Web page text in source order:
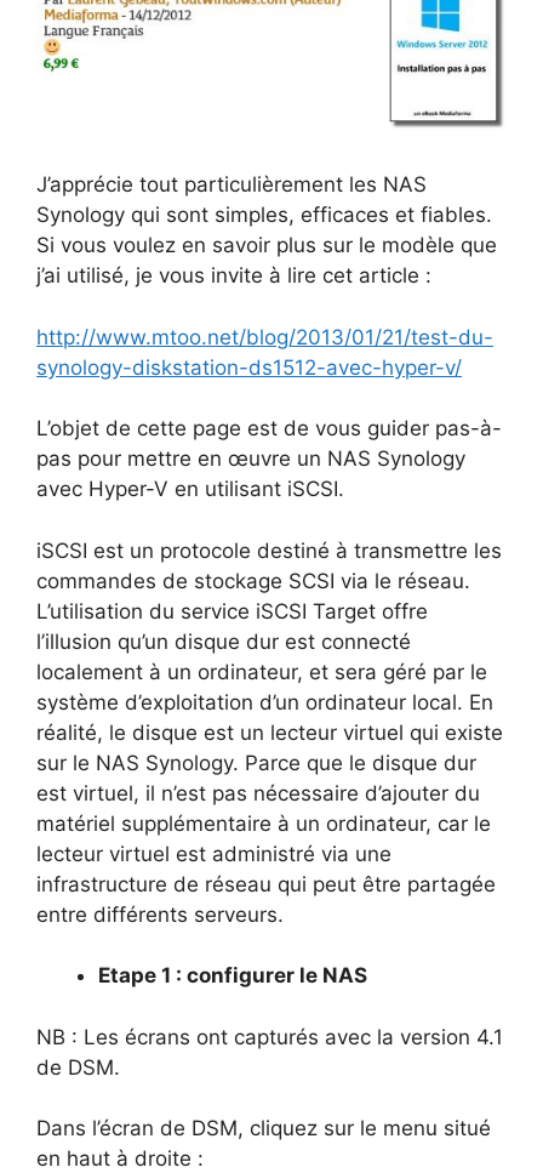
J’apprécie tout particulièrement les NAS
Synology qui sont simples, efficaces et fiables.
Si vous voulez en savoir plus sur le modèle que
j’ai utilisé, je vous invite à lire cet article :
http://www.mtoo.net/blog/2013/01/21/test-du-
synology-diskstation-ds1512-avec-hyper-v/
L’objet de cette page est de vous guider pas-à-
pas pour mettre en œuvre un NAS Synology
avec Hyper-V en utilisant iSCSI.
iSCSI est un protocole destiné à transmettre les
commandes de stockage SCSI via le réseau.
L’utilisation du service iSCSI Target offre
l’illusion qu’un disque dur est connecté
localement à un ordinateur, et sera géré par le
système d’exploitation d’un ordinateur local. En
réalité, le disque est un lecteur virtuel qui existe
sur le NAS Synology. Parce que le disque dur
est virtuel, il n’est pas nécessaire d’ajouter du
matériel supplémentaire à un ordinateur, car le
lecteur virtuel est administré via une
infrastructure de réseau qui peut être partagée
entre différents serveurs.
Etape 1 : configurer le NAS
NB : Les écrans ont capturés avec la version 4.1
de DSM.
Dans l’écran de DSM, cliquez sur le menu situé
en haut à droite :